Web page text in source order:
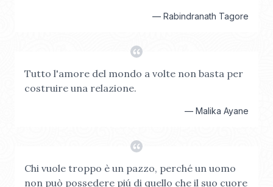
— Rabindranath Tagore
Tutto l'amore del mondo a volte non basta per
costruire una relazione.
— Malika Ayane
Chi vuole troppo è un pazzo, perché un uomo
non può possedere piú di quello che il suo cuore